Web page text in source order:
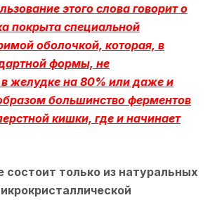
этого слова говорит о
покрыта специальной
оболочкой, которая, в
формы, не
в желудке на 80% или даже и
большинство ферментов
кишки, где и начинает
состоит только из натуральных